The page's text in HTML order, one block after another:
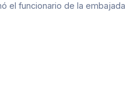
el funcionario de la embajada